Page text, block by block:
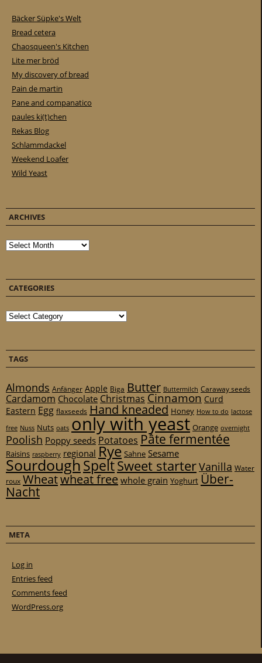
Bäcker Süpke's Welt
Bread cetera
Chaosqueen's Kitchen
Lite mer bröd
My discovery of bread
Pain de martin
Pane and companatico
paules ki(t)chen
Rekas Blog
Schlammdackel
Weekend Loafer
Wild Yeast
ARCHIVES
Archives
CATEGORIES
Categories
TAGS
Almonds Anfänger Apple Biga Butter Buttermilch Caraway seeds
Cardamom Chocolate Christmas Cinnamon Curd
Eastern Egg flaxseeds Hand kneaded Honey How to do lactose
free Nuss Nuts oats only with yeast Orange overnight
Poolish Poppy seeds Potatoes Pâte fermentée
Raisins raspberry regional Rye Sahne Sesame
SourdoughSpeltSweet starterVanilla Water
roux Wheatwheat freewhole grain Yoghurt Über-
Nacht
META
Log in
Entries feed
Comments feed
WordPress.org